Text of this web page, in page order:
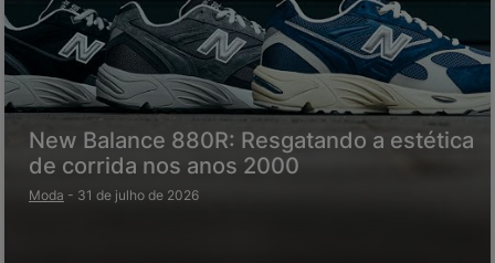
New Balance 880R: Resgatando a estética
de corrida nos anos 2000
Moda - 31 de julho de 2026